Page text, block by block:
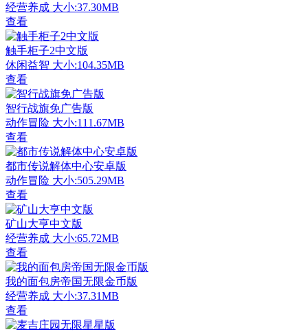
经营养成 大小:37.30MB
查看
触手柜子2中文版
休闲益智 大小:104.35MB
查看
智行战旗免广告版
动作冒险 大小:111.67MB
查看
都市传说解体中心安卓版
动作冒险 大小:505.29MB
查看
矿山大亨中文版
经营养成 大小:65.72MB
查看
我的面包房帝国无限金币版
经营养成 大小:37.31MB
查看